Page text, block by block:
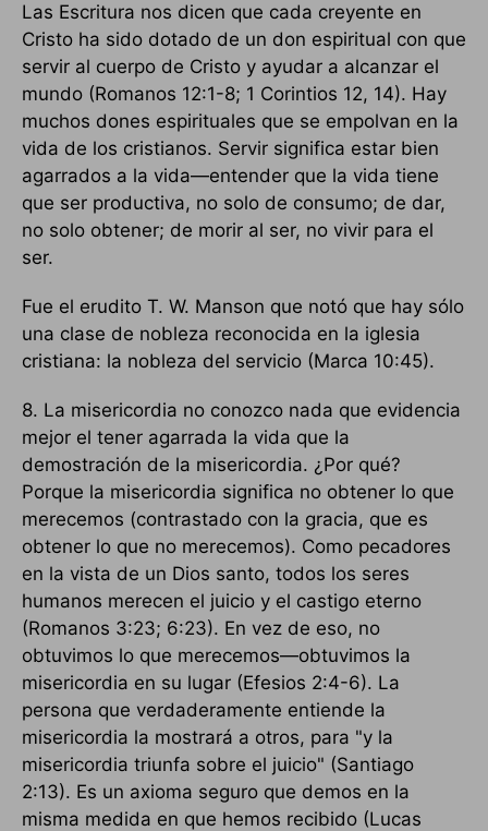
Las Escritura nos dicen que cada creyente en
Cristo ha sido dotado de un don espiritual con que
servir al cuerpo de Cristo y ayudar a alcanzar el
mundo (Romanos 12:1-8; 1 Corintios 12, 14). Hay
muchos dones espirituales que se empolvan en la
vida de los cristianos. Servir significa estar bien
agarrados a la vida—entender que la vida tiene
que ser productiva, no solo de consumo; de dar,
no solo obtener; de morir al ser, no vivir para el
ser.
Fue el erudito T. W. Manson que notó que hay sólo
una clase de nobleza reconocida en la iglesia
cristiana: la nobleza del servicio (Marca 10:45).
8. La misericordia no conozco nada que evidencia
mejor el tener agarrada la vida que la
demostración de la misericordia. ¿Por qué?
Porque la misericordia significa no obtener lo que
merecemos (contrastado con la gracia, que es
obtener lo que no merecemos). Como pecadores
en la vista de un Dios santo, todos los seres
humanos merecen el juicio y el castigo eterno
(Romanos 3:23; 6:23). En vez de eso, no
obtuvimos lo que merecemos—obtuvimos la
misericordia en su lugar (Efesios 2:4-6). La
persona que verdaderamente entiende la
misericordia la mostrará a otros, para "y la
misericordia triunfa sobre el juicio" (Santiago
2:13). Es un axioma seguro que demos en la
misma medida en que hemos recibido (Lucas